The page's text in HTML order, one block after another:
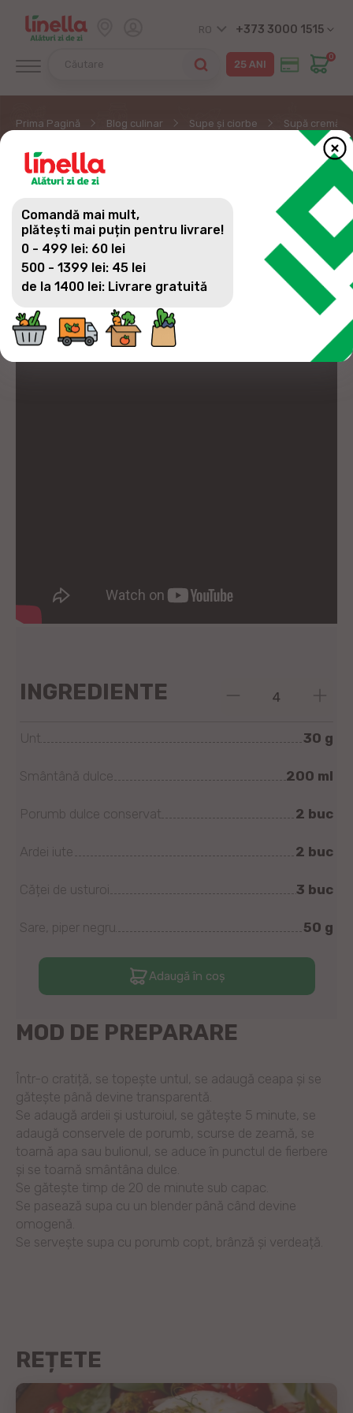
RO +373 3000 1515
0
Prima Pagină Blog culinar Supe și ciorbe Supă cremă
SUPĂ CREMĂ DE
PORUMB PICANT
MOD DE PREPARARE
Într-o cratiță, se topește untul, se adaugă ceapa și se
gătește până devine transparentă.
Se adaugă ardeii și usturoiul, se gătește 5 minute, se
adaugă conservele de porumb, scurse de zeamă, se
toarnă apa sau bulionul, se aduce în punctul de fierbere
și se toarnă smântâna dulce.
Se gătește timp de 20 de minute sub capac.
Se pasează supa cu un blender până când devine
omogenă.
Se servește supa cu porumb copt, brânză și verdeață.
INGREDIENTE
Unt 30 g
Smântână dulce 200 ml
Porumb dulce conservat 2 buc
Ardei iute 2 buc
Căței de usturoi 3 buc
Sare, piper negru 50 g
Adaugă în coș
REȚETE
Comandă mai mult,
plătești mai puțin pentru livrare!
0 - 499 lei: 60 lei
500 - 1399 lei: 45 lei
de la 1400 lei: Livrare gratuită